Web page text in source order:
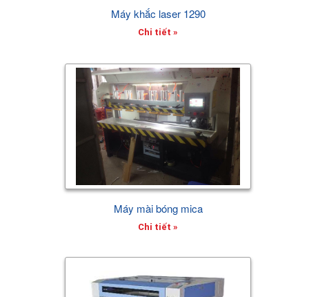
Máy khắc laser 1290
Chi tiết »
Máy mài bóng mica
Chi tiết »